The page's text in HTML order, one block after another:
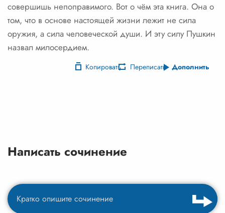
совершишь непоправимого. Вот о чём эта книга. Она о
том, что в основе настоящей жизни лежит не сила
оружия, а сила человеческой души. И эту силу Пушкин
назвал милосердием.
Копировать Переписать Дополнить
Написать сочинение